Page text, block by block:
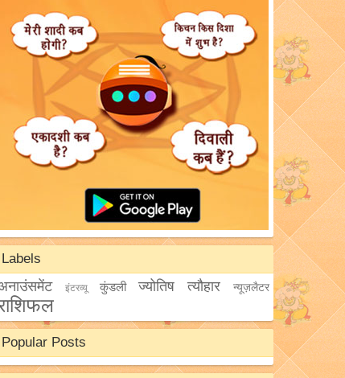
Labels
इंटरव्यू कुंडली ज्योतिष त्यौहार न्यूज़लैटर
Popular Posts